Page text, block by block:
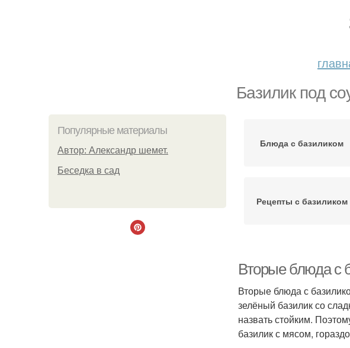
Базилик под
Популярные материалы
Автор: Александр шемет.
Беседка в сад
Блюда с базиликом
Рецепты с базиликом
Вторые блюда с
Вторые блюда с
зелёный базилик со
назвать стойким.
базилик с мясом,